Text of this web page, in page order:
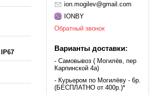
IP67
ion.mogilev@gmail.com
IONBY
Обратный звонок
Варианты доставки:
- Самовывоз ( Могилёв, пер
Карпинской 4а)
- Курьером по Могилёву - 6р.
(БЕСПЛАТНО от 400р.)*